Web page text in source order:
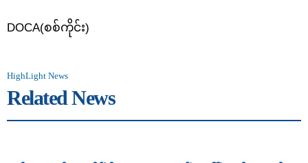
DOCA(စစ်ကိုင်း)
HighLight News
Related News